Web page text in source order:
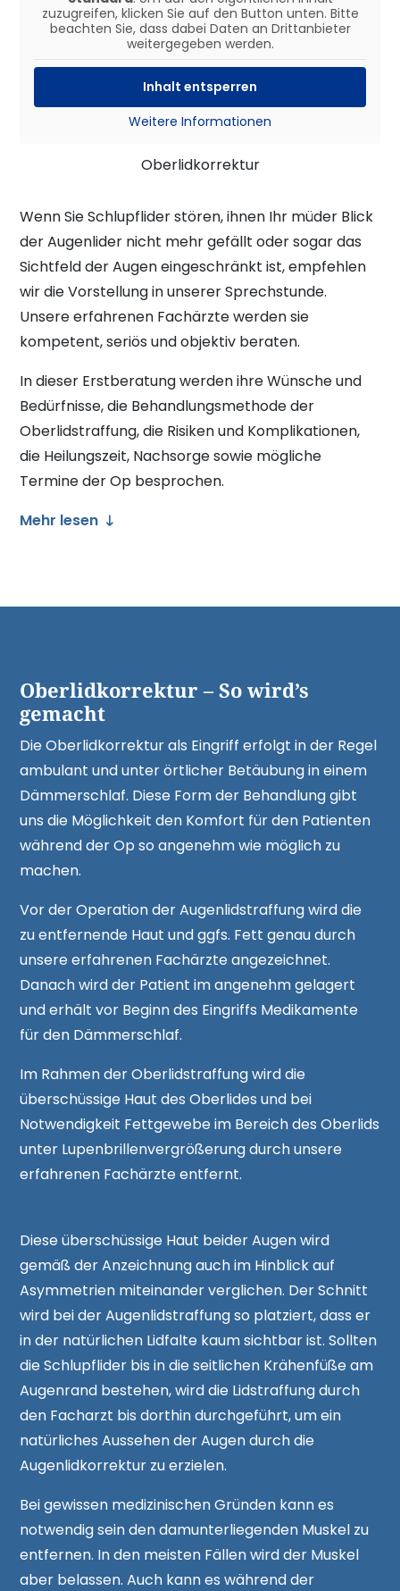
Wenn Sie Schlupflider stören, ihnen Ihr müder Blick
der Augenlider nicht mehr gefällt oder sogar das
Sichtfeld der Augen eingeschränkt ist, empfehlen
wir die Vorstellung in unserer Sprechstunde.
Unsere erfahrenen Fachärzte werden sie
kompetent, seriös und objektiv beraten.
In dieser Erstberatung werden ihre Wünsche und
Bedürfnisse, die Behandlungsmethode der
Oberlidstraffung, die Risiken und Komplikationen,
die Heilungszeit, Nachsorge sowie mögliche
Termine der Op besprochen.
Mehr lesen
zuzugreifen, klicken Sie auf den Button unten. Bitte
beachten Sie, dass dabei Daten an Drittanbieter
weitergegeben werden.
Inhalt entsperren
Weitere Informationen
Oberlidkorrektur
Oberlidkorrektur – So wird’s
gemacht
Die Oberlidkorrektur als Eingriff erfolgt in der Regel
ambulant und unter örtlicher Betäubung in einem
Dämmerschlaf. Diese Form der Behandlung gibt
uns die Möglichkeit den Komfort für den Patienten
während der Op so angenehm wie möglich zu
machen.
Vor der Operation der Augenlidstraffung wird die
zu entfernende Haut und ggfs. Fett genau durch
unsere erfahrenen Fachärzte angezeichnet.
Danach wird der Patient im angenehm gelagert
und erhält vor Beginn des Eingriffs Medikamente
für den Dämmerschlaf.
Im Rahmen der Oberlidstraffung wird die
überschüssige Haut des Oberlides und bei
Notwendigkeit Fettgewebe im Bereich des Oberlids
unter Lupenbrillenvergrößerung durch unsere
erfahrenen Fachärzte entfernt.
Diese überschüssige Haut beider Augen wird
gemäß der Anzeichnung auch im Hinblick auf
Asymmetrien miteinander verglichen. Der Schnitt
wird bei der Augenlidstraffung so platziert, dass er
in der natürlichen Lidfalte kaum sichtbar ist. Sollten
die Schlupflider bis in die seitlichen Krähenfüße am
Augenrand bestehen, wird die Lidstraffung durch
den Facharzt bis dorthin durchgeführt, um ein
natürliches Aussehen der Augen durch die
Augenlidkorrektur zu erzielen.
Bei gewissen medizinischen Gründen kann es
notwendig sein den damunterliegenden Muskel zu
entfernen. In den meisten Fällen wird der Muskel
aber belassen. Auch kann es während der